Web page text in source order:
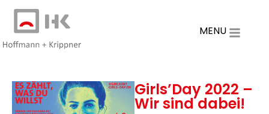
MENU
Girls’Day 2022 –
Wir sind dabei!